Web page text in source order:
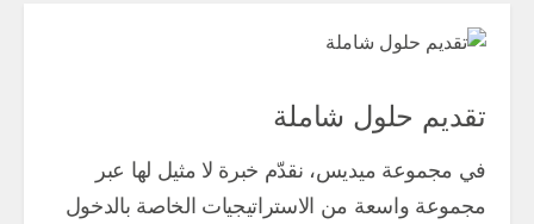
تقديم حلول شاملة
في مجموعة ميديس، نقدّم خبرة لا مثيل لها عبر
مجموعة واسعة من الاستراتيجيات الخاصة بالدخول